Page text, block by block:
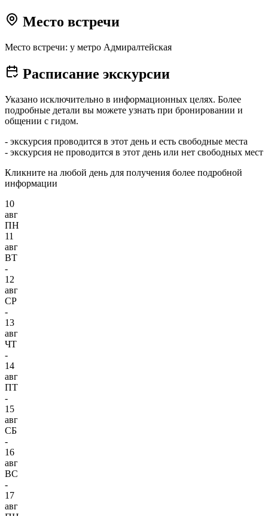
Место встречи
Место встречи: у метро Адмиралтейская
Расписание экскурсии
Указано исключительно в информационных целях. Более
подробные детали вы можете узнать при бронировании и
общении с гидом.
- экскурсия проводится в этот день и есть свободные места
- экскурсия не проводится в этот день или нет свободных мест
Кликните на любой день для получения более подробной
информации
10
авг
ПН
11
авг
ВТ
-
12
авг
СР
-
13
авг
ЧТ
-
14
авг
ПТ
-
15
авг
СБ
-
16
авг
ВС
-
17
авг